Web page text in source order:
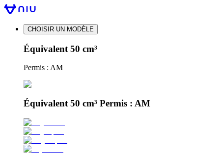
CHOISIR UN MODÈLE
Équivalent 50 cm³
Permis : AM
Équivalent 50 cm³ Permis : AM